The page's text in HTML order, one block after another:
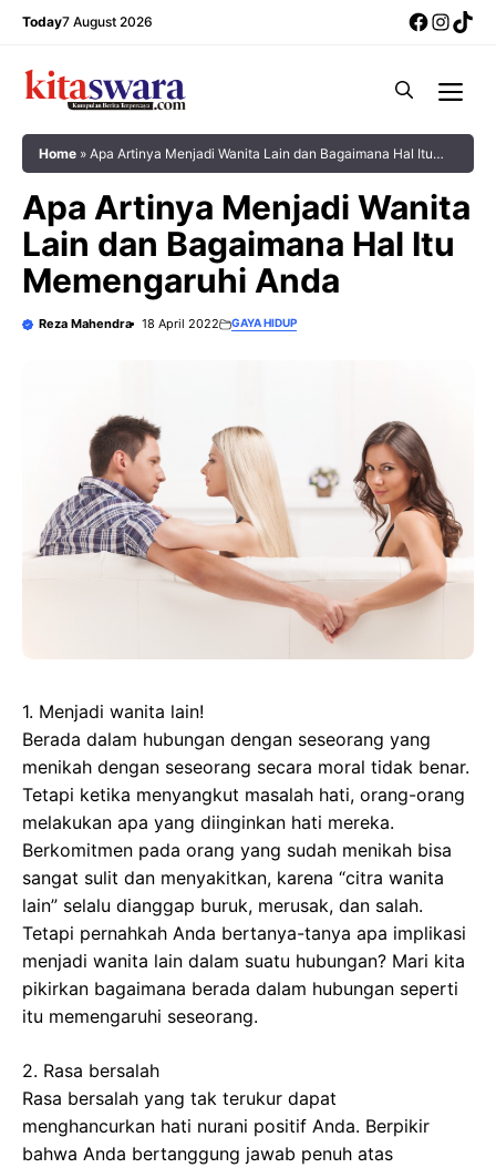
Skip
content
Today7 August 2026
Home » Apa Artinya Menjadi Wanita Lain dan Bagaimana Hal Itu
Apa Artinya Menjadi Wanita
Lain dan Bagaimana Hal Itu
Memengaruhi Anda
Reza Mahendra 18 April 2022 GAYA HIDUP
1. Menjadi wanita lain!
Berada dalam hubungan dengan seseorang yang
menikah dengan seseorang secara moral tidak benar.
Tetapi ketika menyangkut masalah hati, orang-orang
melakukan apa yang diinginkan hati mereka.
Berkomitmen pada orang yang sudah menikah bisa
sangat sulit dan menyakitkan, karena “citra wanita
lain” selalu dianggap buruk, merusak, dan salah.
Tetapi pernahkah Anda bertanya-tanya apa implikasi
menjadi wanita lain dalam suatu hubungan? Mari kita
pikirkan bagaimana berada dalam hubungan seperti
itu memengaruhi seseorang.
2. Rasa bersalah
Rasa bersalah yang tak terukur dapat
menghancurkan hati nurani positif Anda. Berpikir
bahwa Anda bertanggung jawab penuh atas